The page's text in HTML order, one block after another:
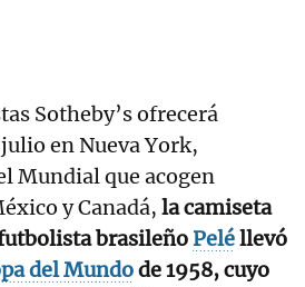
Sotheby’s ofrecerá
en Nueva York,
Mundial que acogen
y Canadá, la camiseta
brasileñoPeléllevó
del Mundode 1958, cuyo